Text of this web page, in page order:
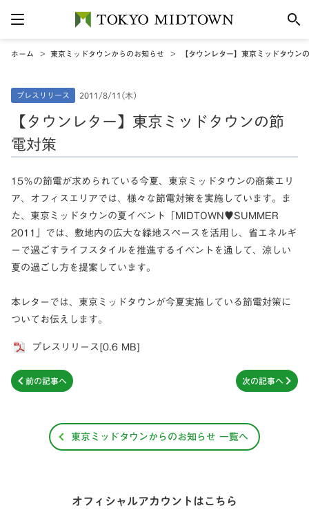
ホーム 東京ミッドタウンからのお知らせ 【タウンレター】東京ミッドタウン
プレスリリース 2011/8/11(木)
【タウンレター】東京ミッドタウンの節
電対策
15％の節電が求められている今夏、東京ミッドタウンの商業エリ
ア、オフィスエリアでは、様々な節電対策を実施しています。ま
た、東京ミッドタウンの夏イベント「MIDTOWN ♥SUMMER
2011」では、敷地内の広大な緑地スペースを活用し、省エネルギ
ーで過ごすライフスタイルを推進するイベントを通して、涼しい
夏の過ごし方を提案しています。
本レターでは、東京ミッドタウンが今夏実施している節電対策に
ついてお伝えします。
プレスリリース[0.6 MB]
次の記事へ
前の記事へ
東京ミッドタウンからのお知らせ 一覧へ
オフィシャルアカウントはこちら